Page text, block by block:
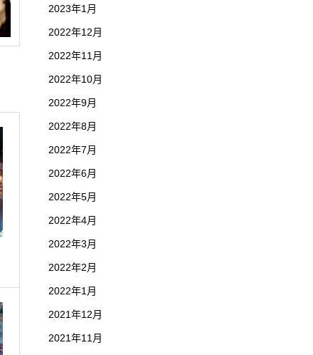
2023年1月
2022年12月
2022年11月
2022年10月
2022年9月
2022年8月
2022年7月
2022年6月
2022年5月
2022年4月
2022年3月
2022年2月
2022年1月
2021年12月
2021年11月